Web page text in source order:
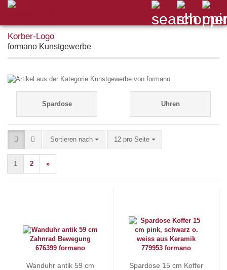
formano Kunstgewerbe
Spardose Uhren
Sortieren nach
Sortieren nach 12 pro Seite
pro Seite
1 2 »
Wanduhr antik 59 cm
Spardose 15 cm Koffer